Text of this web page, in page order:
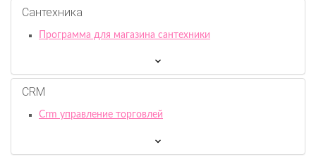
Сантехника
Программа для магазина сантехники
CRM
Crm управление торговлей